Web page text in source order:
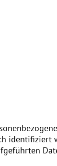
identifiziert